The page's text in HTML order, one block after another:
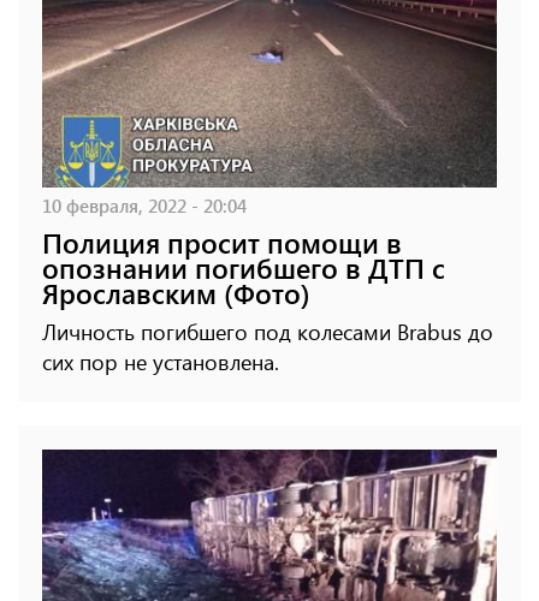
10 февраля, 2022 - 20:04
Полиция просит помощи в
опознании погибшего в ДТП с
Ярославским (Фото)
Личность погибшего под колесами Brabus до
сих пор не установлена.